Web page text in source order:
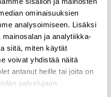
ominaisuuksien
analysoimiseen. Lisäksi
ja analytiikka-
siitä, miten käytät
voivat yhdistää näitä
antanut heille tai joita on
palvelujaan.
paahteisen
erittäin runsaasti
Hopeatäpliä en
kunnes ollessani
pientareen
värimuotoisen
aiemmin tuon